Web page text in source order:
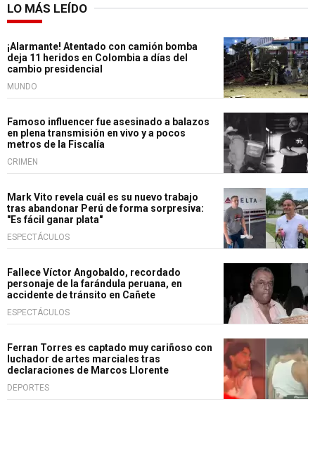
LO MÁS LEÍDO
¡Alarmante! Atentado con camión bomba
deja 11 heridos en Colombia a días del
cambio presidencial
MUNDO
Famoso influencer fue asesinado a balazos
en plena transmisión en vivo y a pocos
metros de la Fiscalía
CRIMEN
Mark Vito revela cuál es su nuevo trabajo
tras abandonar Perú de forma sorpresiva:
"Es fácil ganar plata"
ESPECTÁCULOS
Fallece Víctor Angobaldo, recordado
personaje de la farándula peruana, en
accidente de tránsito en Cañete
ESPECTÁCULOS
Ferran Torres es captado muy cariñoso con
luchador de artes marciales tras
declaraciones de Marcos Llorente
DEPORTES